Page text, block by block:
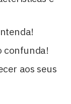
confunda!
aos seus